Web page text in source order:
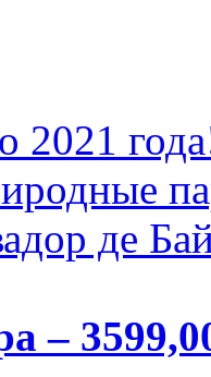
2021
де
–